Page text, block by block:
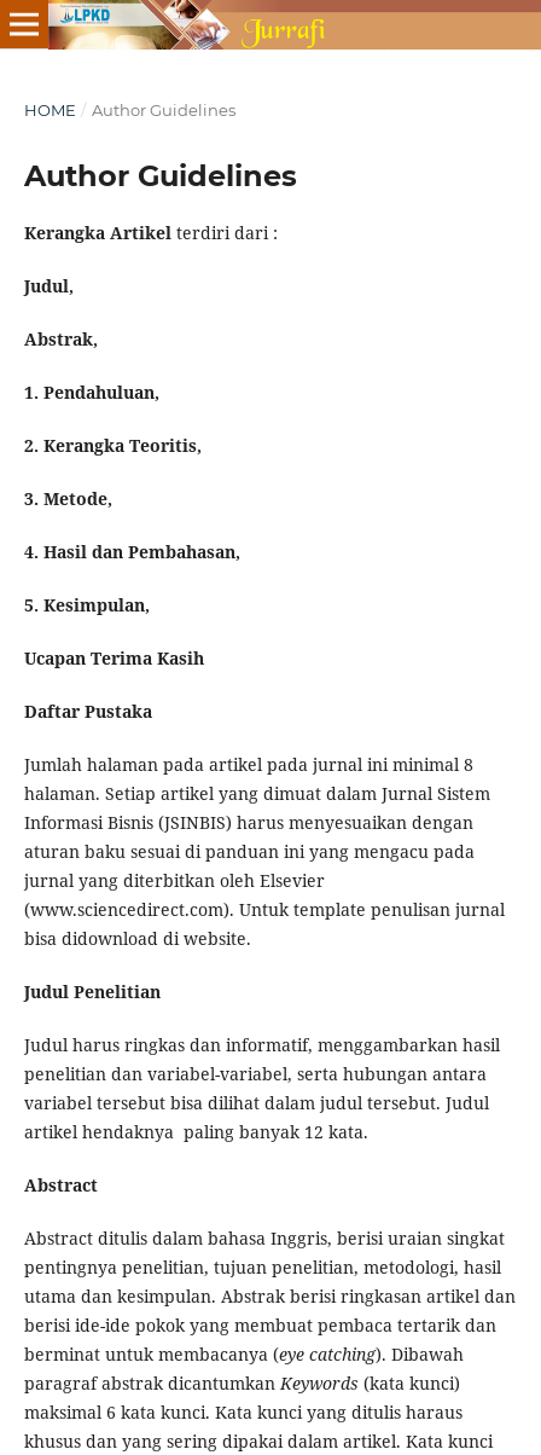
HOME / Author Guidelines
Author Guidelines
Kerangka Artikel terdiri dari :
Judul,
Abstrak,
1. Pendahuluan,
2. Kerangka Teoritis,
3. Metode,
4. Hasil dan Pembahasan,
5. Kesimpulan,
Ucapan Terima Kasih
Daftar Pustaka
Jumlah halaman pada artikel pada jurnal ini minimal 8
halaman. Setiap artikel yang dimuat dalam Jurnal Sistem
Informasi Bisnis (JSINBIS) harus menyesuaikan dengan
aturan baku sesuai di panduan ini yang mengacu pada
jurnal yang diterbitkan oleh Elsevier
(www.sciencedirect.com). Untuk template penulisan jurnal
bisa didownload di website.
Judul Penelitian
Judul harus ringkas dan informatif, menggambarkan hasil
penelitian dan variabel-variabel, serta hubungan antara
variabel tersebut bisa dilihat dalam judul tersebut. Judul
artikel hendaknya paling banyak 12 kata.
Abstract
Abstract ditulis dalam bahasa Inggris, berisi uraian singkat
pentingnya penelitian, tujuan penelitian, metodologi, hasil
utama dan kesimpulan. Abstrak berisi ringkasan artikel dan
berisi ide-ide pokok yang membuat pembaca tertarik dan
berminat untuk membacanya (eye catching). Dibawah
paragraf abstrak dicantumkanKeywords (kata kunci)
maksimal 6 kata kunci. Kata kunci yang ditulis haraus
khusus dan yang sering dipakai dalam artikel. Kata kunci